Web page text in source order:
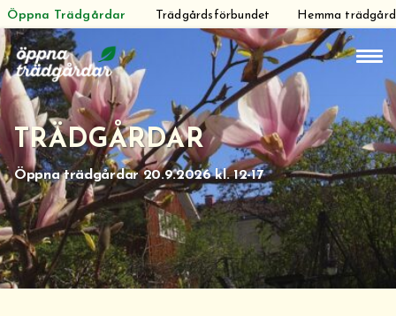
Hoppa
till
innehåll
Öppna Trädgårdar Trädgårdsförbundet Hemma trädgård
TRÄDGÅRDAR
Öppna trädgårdar 20.9.2026 kl. 12-17